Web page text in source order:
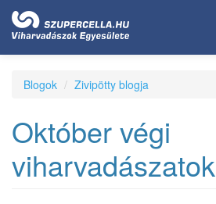
Ugrás
tartalomra
Blogok Zivipötty blogja
Október végi
viharvadászatok